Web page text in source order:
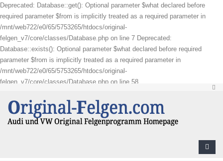
Deprecated: Database::get(): Optional parameter $what declared before
required parameter $from is implicitly treated as a required parameter in
/mnt/web722/e0/65/5753265/htdocs/original-
felgen_v7/core/classes/Database.php on line 7 Deprecated:
Database::exists(): Optional parameter $what declared before required
parameter $from is implicitly treated as a required parameter in
/mnt/web722/e0/65/5753265/htdocs/original-
felgen_v7/core/classes/Database.php on line 58